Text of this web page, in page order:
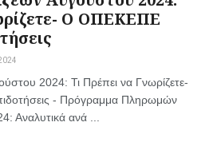
Ο ΟΠΕΚΕΠΕ
2024: Τι Πρέπει να Γνωρίζετε-
- Πρόγραμμα Πληρωμών
Αναλυτικά ανά ...